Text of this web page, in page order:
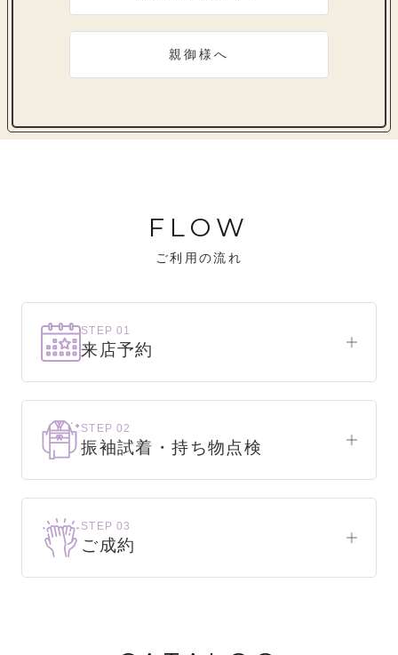
親御様へ
FLOW
ご利用の流れ
STEP 01
来店予約
まずはお気軽にご来店ください。
STEP 02
振袖試着・持ち物点検
お気に入りの振袖が見つかるまで、何着でも
試着できます。
STEP 03
ご成約